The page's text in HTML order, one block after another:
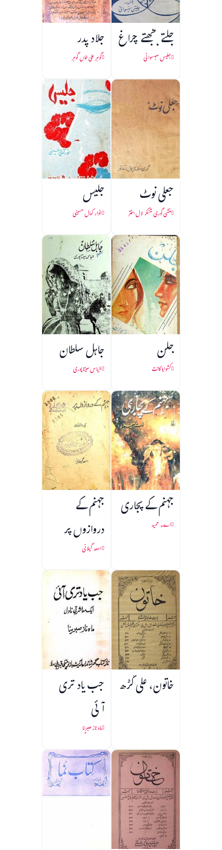
جلتے بجھتے چراغ
جلیس سہسوانی
جلاد پدر
گوہر علی خاں گوہر
جعلی نوٹ
منشی گوری شنکر لال اختر
جلیس
انوار کمال حسینی
جلن
کشواہا کانت
جاہل سلطان
الیاس سیتا پوری
جہنم کے پجاری
اے۔ حمید
جہنم کے
دروازوں پر
اسعد گیلانی
خاتون، علی گڑھ جب یاد تری
آئی
ماہ ناز صبرینا